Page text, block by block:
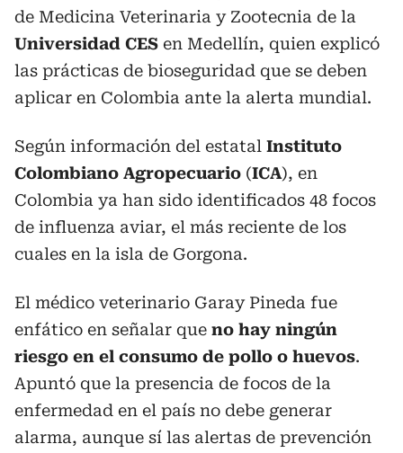
de Medicina Veterinaria y Zootecnia de la
Universidad CES en Medellín, quien explicó
las prácticas de bioseguridad que se deben
aplicar en Colombia ante la alerta mundial.
Según información del estatal Instituto
Colombiano Agropecuario (ICA), en
Colombia ya han sido identificados 48 focos
de influenza aviar, el más reciente de los
cuales en la isla de Gorgona.
El médico veterinario Garay Pineda fue
enfático en señalar que no hay ningún
riesgo en el consumo de pollo o huevos.
Apuntó que la presencia de focos de la
enfermedad en el país no debe generar
alarma, aunque sí las alertas de prevención